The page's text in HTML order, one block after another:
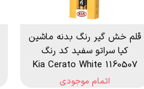
قلم خش گیر رنگ بدنه ماشین
کیا سراتو سفید کد رنگ
1160507 Kia Cerato White
اتمام موجودی